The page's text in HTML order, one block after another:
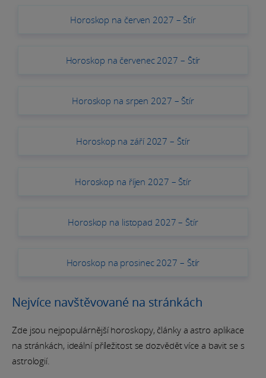
Horoskop na červen 2027 – Štír
Horoskop na červenec 2027 – Štír
Horoskop na srpen 2027 – Štír
Horoskop na září 2027 – Štír
Horoskop na říjen 2027 – Štír
Horoskop na listopad 2027 – Štír
Horoskop na prosinec 2027 – Štír
Nejvíce navštěvované na stránkách
Zde jsou nejpopulárnější horoskopy, články a astro aplikace
na stránkách, ideální příležitost se dozvědět více a bavit se s
astrologií.